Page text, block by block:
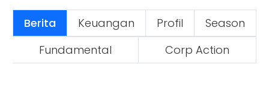
Berita Keuangan Profil
Season
Fundamental
Corp Action